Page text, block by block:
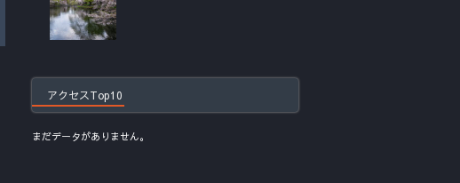
アクセスTop10
まだデータがありません。